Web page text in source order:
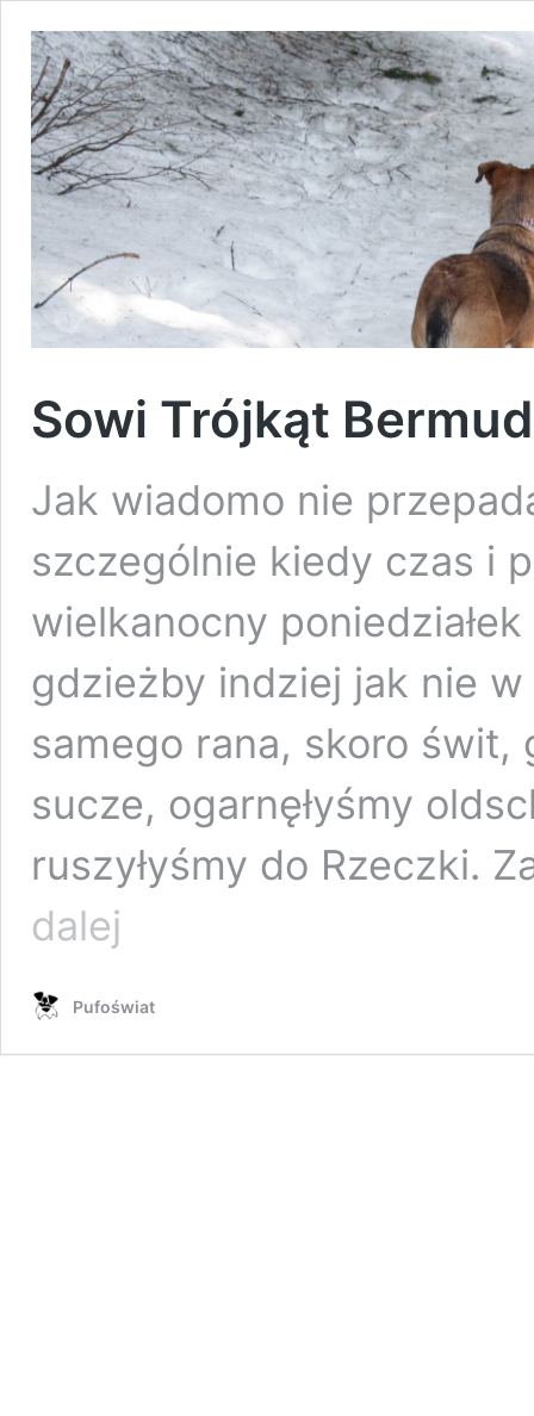
Sowi Trójkąt
Jak wiadomo nie
szczególnie kiedy czas i
wielkanocny
gdzieżby indziej jak nie
samego rana, skoro świt,
sucze, ogarnęłyśmy
ruszyłyśmy do Rzeczki.
dalej
Pufoświat